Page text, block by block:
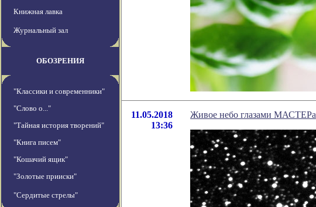
Книжная лавка
Журнальный зал
ОБОЗРЕНИЯ
"Классики и современники"
"Слово о..."
"Тайная история творений"
"Книга писем"
"Кошачий ящик"
"Золотые прииски"
"Сердитые стрелы"
11.05.2018
13:36
Живое небо глазами МАСТЕРа